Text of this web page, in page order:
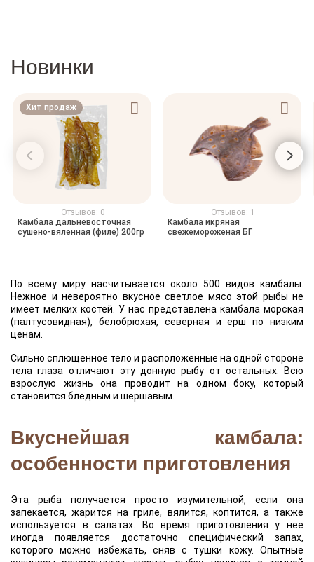
Новинки
Хит продаж
Отзывов: 0
Камбала дальневосточная
сушено-вяленная (филе) 200гр
Отзывов: 1
Камбала икряная
свежемороженая БГ
По всему миру насчитывается около 500 видов камбалы.
Нежное и невероятно вкусное светлое мясо этой рыбы не
имеет мелких костей. У нас представлена камбала морская
(палтусовидная), белобрюхая, северная и ерш по низким
ценам.
Сильно сплющенное тело и расположенные на одной стороне
тела глаза отличают эту донную рыбу от остальных. Всю
взрослую жизнь она проводит на одном боку, который
становится бледным и шершавым.
Вкуснейшая камбала:
особенности приготовления
Эта рыба получается просто изумительной, если она
запекается, жарится на гриле, вялится, коптится, а также
используется в салатах. Во время приготовления у нее
иногда появляется достаточно специфический запах,
которого можно избежать, сняв с тушки кожу. Опытные